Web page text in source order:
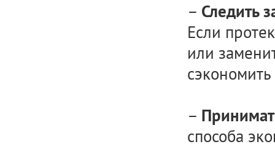
– Следить
Если
или
–
способа